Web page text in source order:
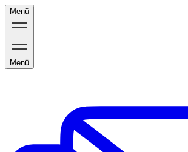
Menü
Menü